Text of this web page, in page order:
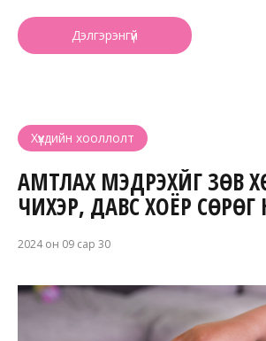
Дэлгэрэнгүй
Хүүхдийн хооллолт
АМТЛАХ МЭДРЭХҮЙГ ЗӨВ
ЧИХЭР, ДАВС ХОЁР
2024 он 09 сар 30